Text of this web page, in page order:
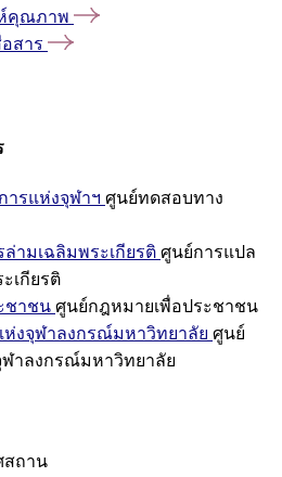
ห์คุณภาพ
สาร
ารแห่งจุฬาฯ ศูนย์ทดสอบทาง
ามเฉลิมพระเกียรติ ศูนย์การแปล
เกียรติ
ชาชน ศูนย์กฎหมายเพื่อประชาชน
งจุฬาลงกรณ์มหาวิทยาลัย ศูนย์
าลงกรณ์มหาวิทยาลัย
สถาน